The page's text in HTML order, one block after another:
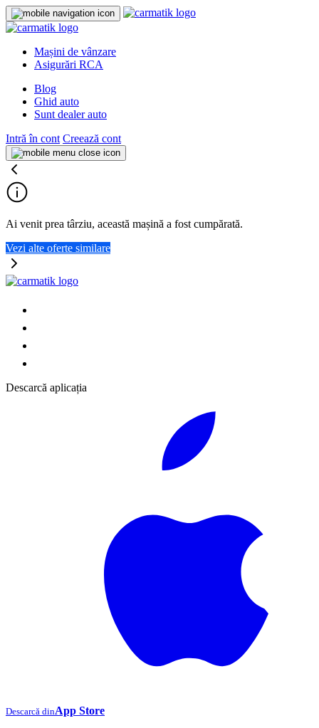
Mașini de vânzare
Asigurări RCA
Blog
Ghid auto
Sunt dealer auto
Intră în cont Creează cont
Ai venit prea târziu, această mașină a fost cumpărată.
Vezi alte oferte similare
Descarcă aplicația
Descarcă dinApp Store